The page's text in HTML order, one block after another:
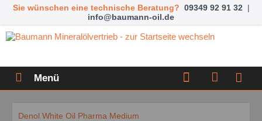
Sie wünschen eine technische Beratung? 09349 92 91 32 |
info@baumann-oil.de
Menü
Denol White Oil Pharma Medium